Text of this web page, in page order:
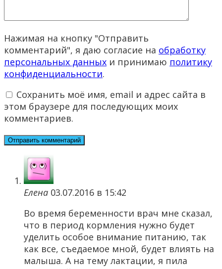
Нажимая на кнопку "Отправить
комментарий", я даю согласие на обработку
персональных данных и принимаю политику
конфиденциальности.
Сохранить моё имя, email и адрес сайта в
этом браузере для последующих моих
комментариев.
Елена 03.07.2016 в 15:42
Во время беременности врач мне сказал,
что в период кормления нужно будет
уделить особое внимание питанию, так
как все, съедаемое мной, будет влиять на
малыша. А на тему лактации, я пила